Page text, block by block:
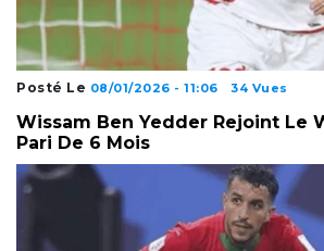
Posté Le 08/01/2026 - 11:06 34 Vues
Wissam Ben Yedder Rejoint Le
Pari De 6 Mois